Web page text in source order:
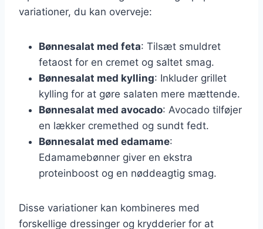
variationer, du kan overveje:
Bønnesalat med feta: Tilsæt smuldret
fetaost for en cremet og saltet smag.
Bønnesalat med kylling: Inkluder grillet
kylling for at gøre salaten mere mættende.
Bønnesalat med avocado: Avocado tilføjer
en lækker cremethed og sundt fedt.
Bønnesalat med edamame:
Edamamebønner giver en ekstra
proteinboost og en nøddeagtig smag.
Disse variationer kan kombineres med
forskellige dressinger og krydderier for at